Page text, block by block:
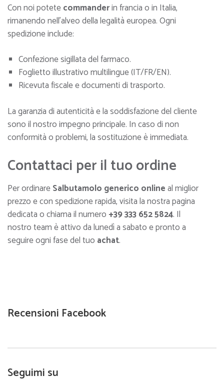
Con noi potetecommanderin francia o in Italia,
rimanendo nell’alveo della legalità europea. Ogni
spedizione include:
Confezione sigillata del farmaco.
Foglietto illustrativo multilingue (IT/FR/EN).
Ricevuta fiscale e documenti di trasporto.
La garanzia di autenticità e la soddisfazione del cliente
sono il nostro impegno principale. In caso di non
conformità o problemi, la sostituzione è immediata.
Contattaci per il tuo ordine
Per ordinareSalbutamolo generico onlineal miglior
prezzo e con spedizione rapida, visita la nostra pagina
dedicata o chiama il numero +39 333 652 5824. Il
nostro team è attivo da lunedì a sabato e pronto a
seguire ogni fase del tuo achat.
Recensioni Facebook
Seguimi su